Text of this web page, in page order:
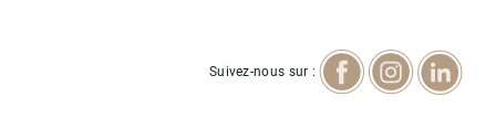
Suivez-nous sur :